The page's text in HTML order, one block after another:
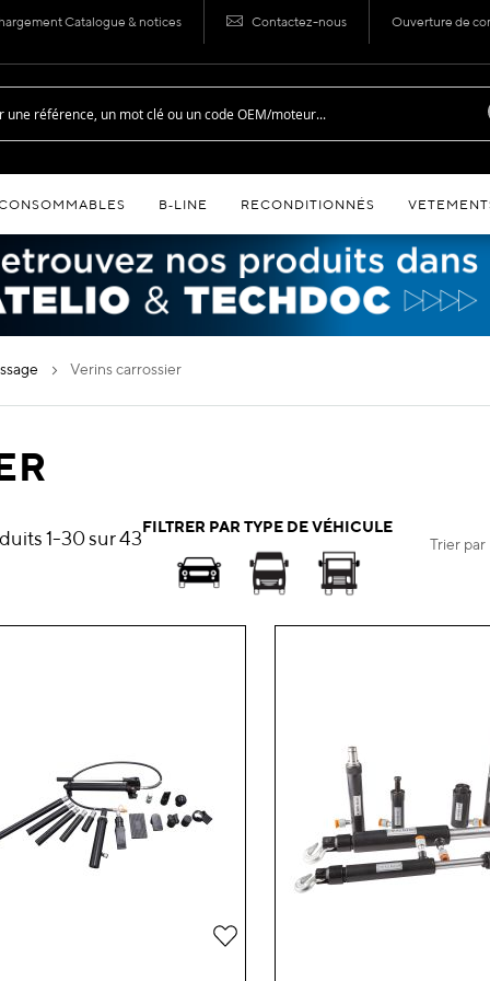
Catalogue & notices Contactez-nous Ouverture de
B‑LINE RECONDITIONNÉS
verins carrossier
1-30sur43FILTRER PAR TYPE DE VÉHICULE
Trier par
Ajouter